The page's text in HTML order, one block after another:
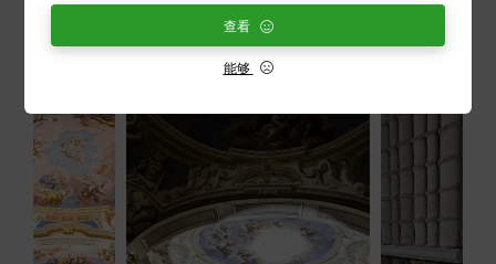
品、特别展览和其他产品。
能够
查看